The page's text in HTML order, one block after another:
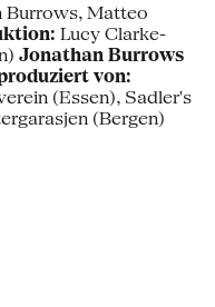
Burrows, Matteo
Lucy Clarke-
Jonathan Burrows
von:
(Essen), Sadler's
(Bergen)